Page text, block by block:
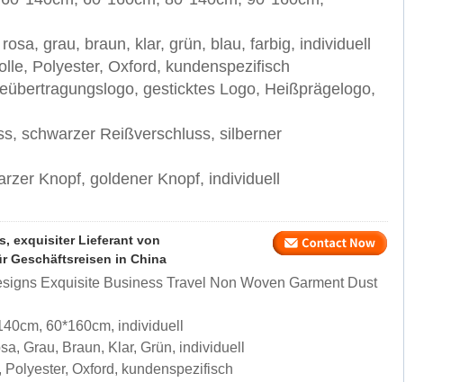
grau, braun, klar, grün, blau, farbig, individuell
Polyester, Oxford, kundenspezifisch
gesticktes Logo, Heißprägelogo,
schwarzer Reißverschluss, silberner
Knopf, goldener Knopf, individuell
exquisiter Lieferant von
Geschäftsreisen in China
Exquisite Business Travel Non Woven Garment Dust
60*160cm, individuell
Grau, Braun, Klar, Grün, individuell
Oxford, kundenspezifisch